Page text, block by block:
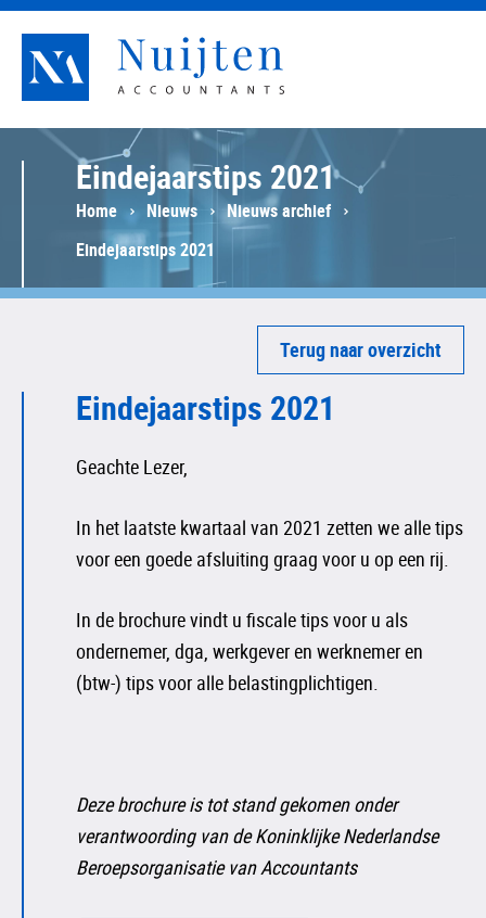
Nuijten Accountants
Eindejaarstips 2021
Home Nieuws
Nieuws archief
Eindejaarstips 2021
Terug naar overzicht
Eindejaarstips 2021
Geachte Lezer,
In het laatste kwartaal van 2021 zetten we alle tips
voor een goede afsluiting graag voor u op een rij.
In de brochure vindt u fiscale tips voor u als
ondernemer, dga, werkgever en werknemer en
(btw-) tips voor alle belastingplichtigen.
Deze brochure is tot stand gekomen onder
verantwoording van de Koninklijke Nederlandse
Beroepsorganisatie van Accountants